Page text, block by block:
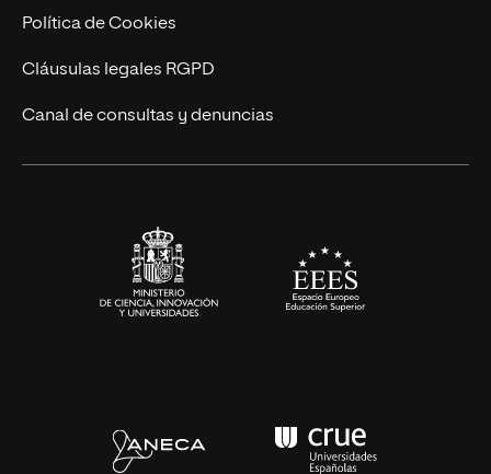
Ingeniería
Diseño
Ciencias de la Salud
Política de Cookies
Cláusulas legales RGPD
Canal de consultas y denuncias